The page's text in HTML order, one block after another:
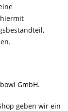
GmbH.
geben wir ein